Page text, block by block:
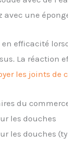
une
efficacité
La réaction
les joints de
du
les douches
les douches